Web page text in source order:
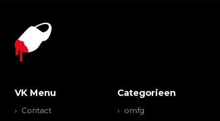
VK Menu
Contact
Categorieen
omfg